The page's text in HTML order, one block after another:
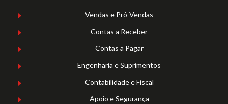
Vendas e Pró-Vendas
Contas a Receber
Contas a Pagar
Engenharia e Suprimentos
Contabilidade e Fiscal
Apoio e Segurança